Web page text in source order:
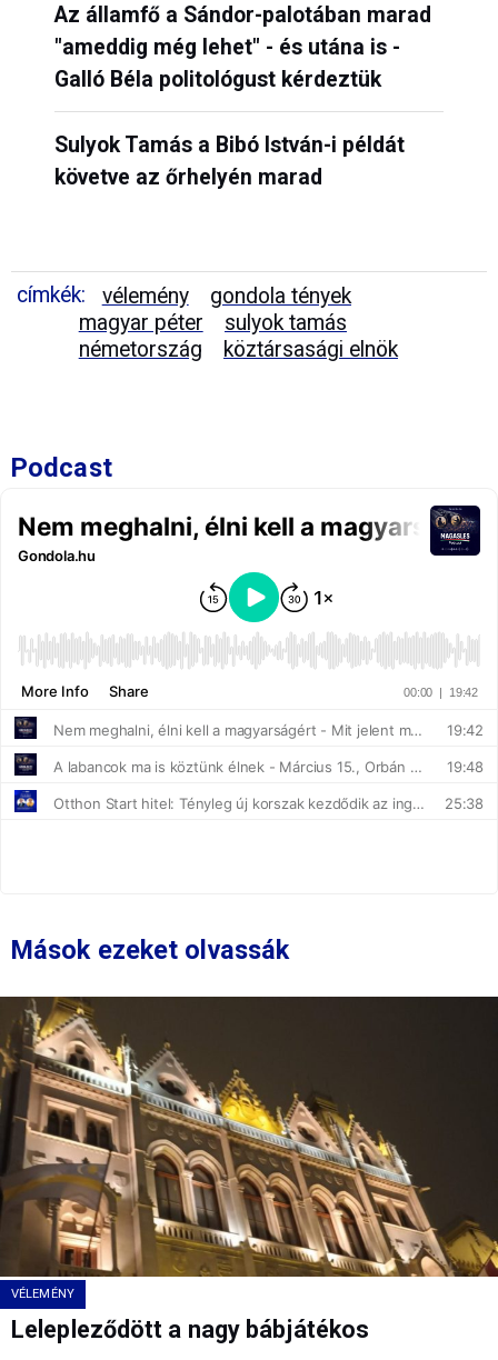
Az államfő a Sándor-palotában marad
"ameddig még lehet" - és utána is -
Galló Béla politológust kérdeztük
Sulyok Tamás a Bibó István-i példát
követve az őrhelyén marad
címkék: vélemény
gondola tények
magyar péter
sulyok tamás
németország
köztársasági elnök
Podcast
Mások ezeket olvassák
VÉLEMÉNY
Lelepleződött a nagy bábjátékos